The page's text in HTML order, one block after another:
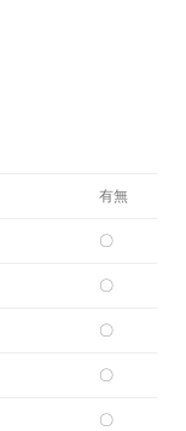
有無
〇
〇
〇
〇
〇